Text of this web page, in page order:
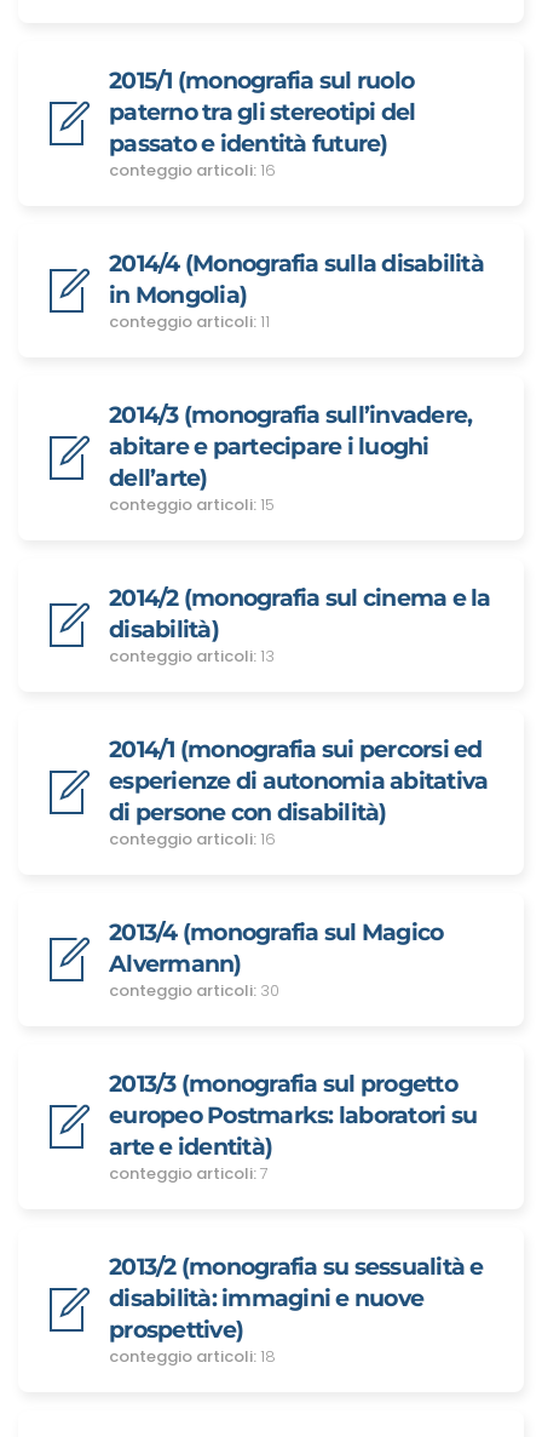
2015/1 (monografia sul ruolo
paterno tra gli stereotipi del
passato e identità future)
conteggio articoli: 16
2014/4 (Monografia sulla disabilità
in Mongolia)
conteggio articoli: 11
2014/3 (monografia sull’invadere,
abitare e partecipare i luoghi
dell’arte)
conteggio articoli: 15
2014/2 (monografia sul cinema e la
disabilità)
conteggio articoli: 13
2014/1 (monografia sui percorsi ed
esperienze di autonomia abitativa
di persone con disabilità)
conteggio articoli: 16
2013/4 (monografia sul Magico
Alvermann)
conteggio articoli: 30
2013/3 (monografia sul progetto
europeo Postmarks: laboratori su
arte e identità)
conteggio articoli:7
2013/2 (monografia su sessualità e
disabilità: immagini e nuove
prospettive)
conteggio articoli: 18